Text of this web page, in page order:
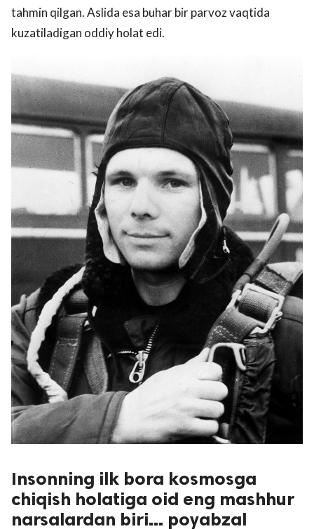
tahmin qilgan. Aslida esa buhar bir parvoz vaqtida
kuzatiladigan oddiy holat edi.
Insonning ilk bora kosmosga
chiqish holatiga oid eng mashhur
narsalardan biri... poyabzal